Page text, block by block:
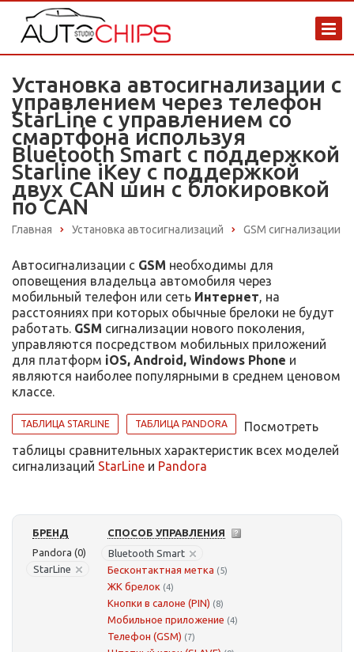
Установка автосигнализации с
управлением через телефон
StarLine с управлением со
смартфона используя
Bluetooth Smart с поддержкой
Starline iKey с поддержкой
двух CAN шин с блокировкой
по CAN
Главная Установка автосигнализаций GSM сигнализации
Автосигнализации с GSM необходимы для
оповещения владельца автомобиля через
мобильный телефон или сеть Интернет, на
расстояниях при которых обычные брелоки не будут
работать. GSM сигнализации нового поколения,
управляются посредством мобильных приложений
для платформ iOS, Android, Windows Phone и
являются наиболее популярными в среднем ценовом
классе.
ТАБЛИЦА STARLINE ТАБЛИЦА PANDORA
Посмотреть
таблицы сравнительных характеристик всех моделей
сигнализаций StarLine и Pandora
БРЕНД
Pandora (0)
StarLine
СПОСОБ УПРАВЛЕНИЯ
Bluetooth Smart
Бесконтактная метка (5)
ЖК брелок (4)
Кнопки в салоне (PIN) (8)
Мобильное приложение (4)
Телефон (GSM) (7)